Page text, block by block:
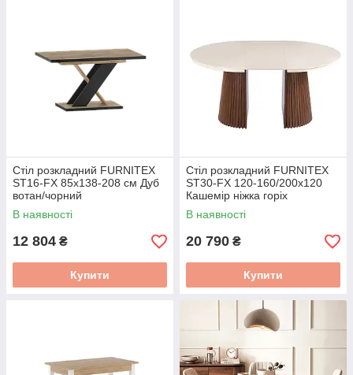
Стіл розкладний FURNITEX
ST16-FX 85x138-208 см Дуб
вотан/чорний
В наявності
12 804 ₴
Купити
Стіл розкладний FURNITEX
ST30-FX 120-160/200x120
Кашемір ніжка горіх
В наявності
20 790 ₴
Купити